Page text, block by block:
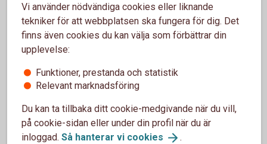
Hantering av lån och krediter
Eventuella bolån och jordbrukskrediter hos
Sörmlands Sparbank behöver vara lösta eller
övertagna innan tillgångar kan betalas ut. Detta
hanteras på våra bankkontor.
Andra krediter hos oss inlöses i samband med
Vi använder nödvändiga cookies eller liknande
tekniker för att webbplatsen ska fungera för dig. Det
finns även cookies du kan välja som förbättrar din
upplevelse:
Funktioner, prestanda och statistik
Relevant marknadsföring
Du kan ta tillbaka ditt cookie-medgivande när du vill,
på cookie-sidan eller under din profil när du är
inloggad. Så hanterar vi cookies .